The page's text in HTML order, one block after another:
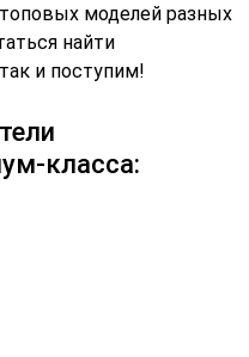
моделей разных
найти
и поступим!
класса: